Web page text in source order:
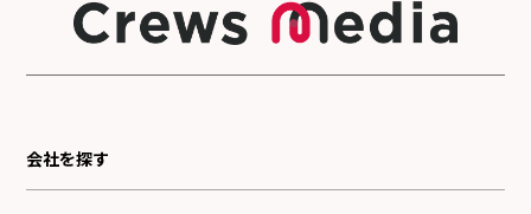
会社を探す